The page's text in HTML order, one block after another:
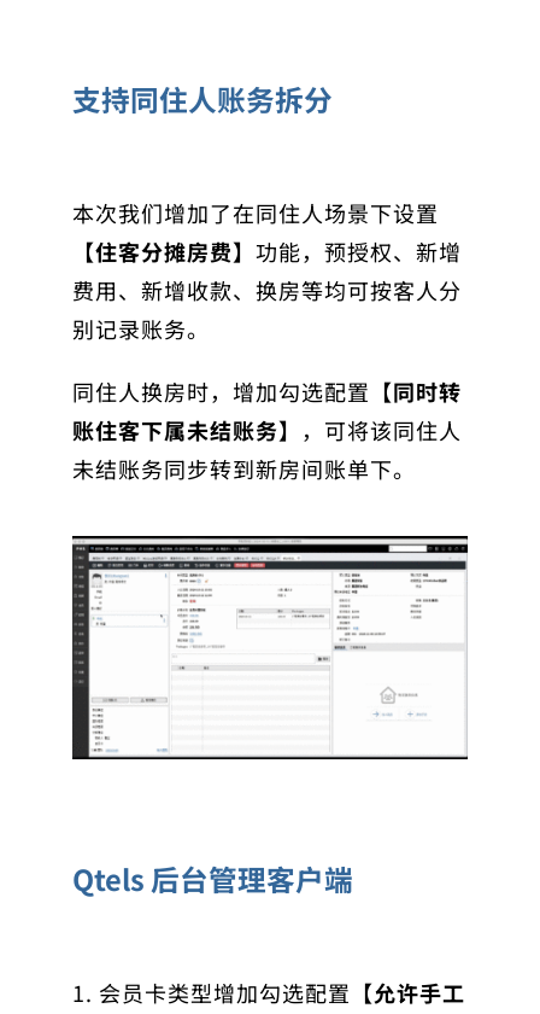
支持同住人账务拆分
本次我们增加了在同住人场景下设置
【住客分摊房费】 功能，预授权、新增
费用、新增收款、换房等均可按客人分
别记录账务。
同住人换房时，增加勾选配置 【同时转
账住客下属未结账务】 ，可将该同住人
未结账务同步转到新房间账单下。
Qtels 后台管理客户端
1. 会员卡类型增加勾选配置 【允许手工